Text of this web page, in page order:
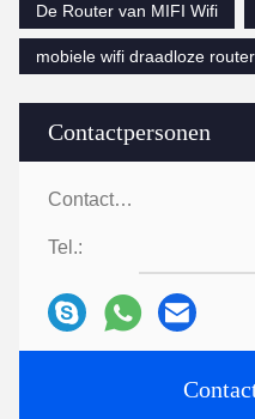
Contactpersonen
Contactpersonen:
Tel.:
De Router van MIFI Wifi
mobiele wifi draadloze router